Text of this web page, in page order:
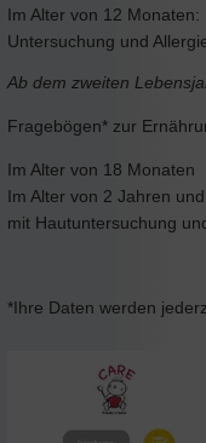
Im Alter von 12
Untersuchung und
Ab dem zweiten
Fragebögen* zur
Im Alter von 18 Monaten
Im Alter von 2 Jahren
mit Hautuntersuchung
*Ihre Daten werden